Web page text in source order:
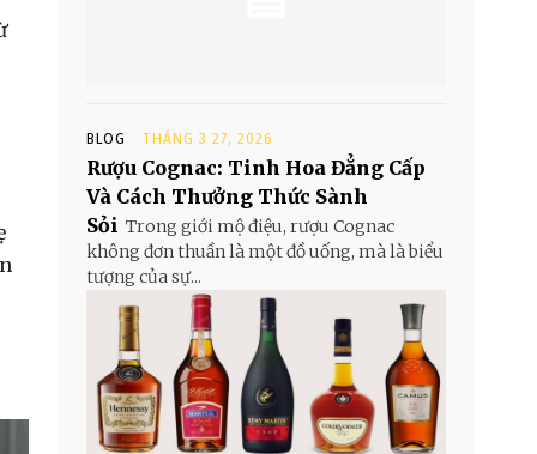
BLOG THÁNG 3 27, 2026
Rượu Cognac: Tinh Hoa Đẳng Cấp
Và Cách Thưởng Thức Sành
Sỏi Trong giới mộ điệu, rượu Cognac
không đơn thuần là một đồ uống, mà là biểu
tượng của sự...